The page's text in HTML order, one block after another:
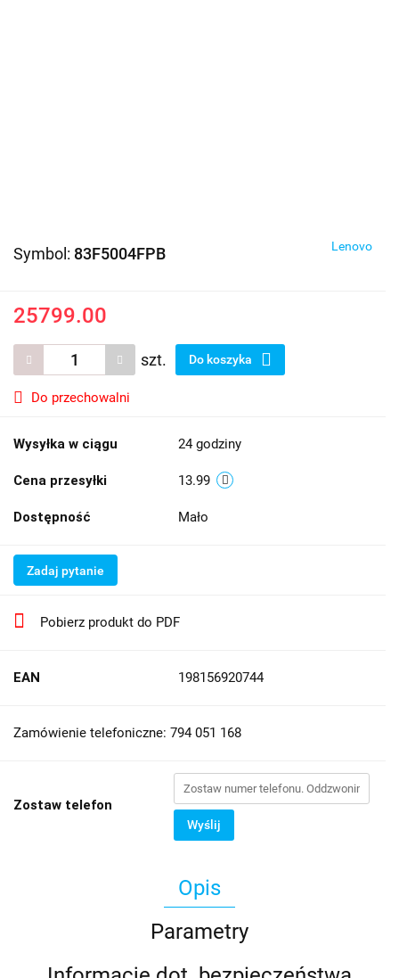
Symbol: 83F5004FPB Lenovo
25799.00
szt. Do koszyka
Do przechowalni
Wysyłka w ciągu 24 godziny
Cena przesyłki 13.99
Dostępność Mało
Zadaj pytanie
Pobierz produkt do PDF
EAN 198156920744
Zamówienie telefoniczne: 794 051 168
Zostaw telefon
Wyślij
Opis
Parametry